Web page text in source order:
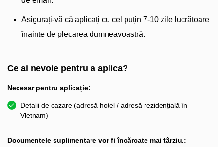
Asigurați-vă că aplicați cu cel puțin 7-10 zile lucrătoare
înainte de plecarea dumneavoastră.
Ce ai nevoie pentru a aplica?
Necesar pentru aplicație:
Detalii de cazare (adresă hotel / adresă rezidențială în
Vietnam)
Documentele suplimentare vor fi încărcate mai târziu.: